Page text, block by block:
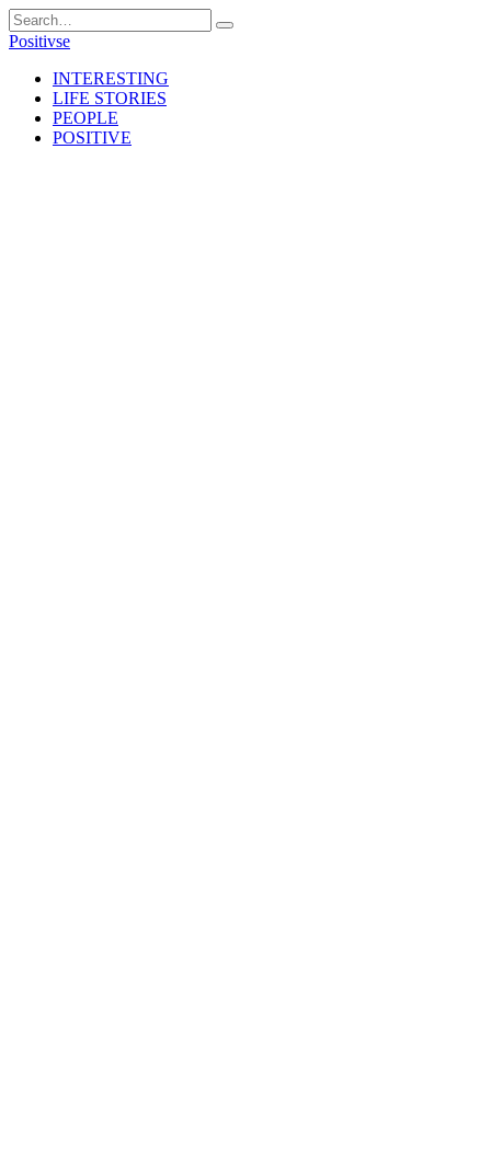
Skip
to
Search
for:
Positivse
INTERESTING
LIFE STORIES
PEOPLE
POSITIVE